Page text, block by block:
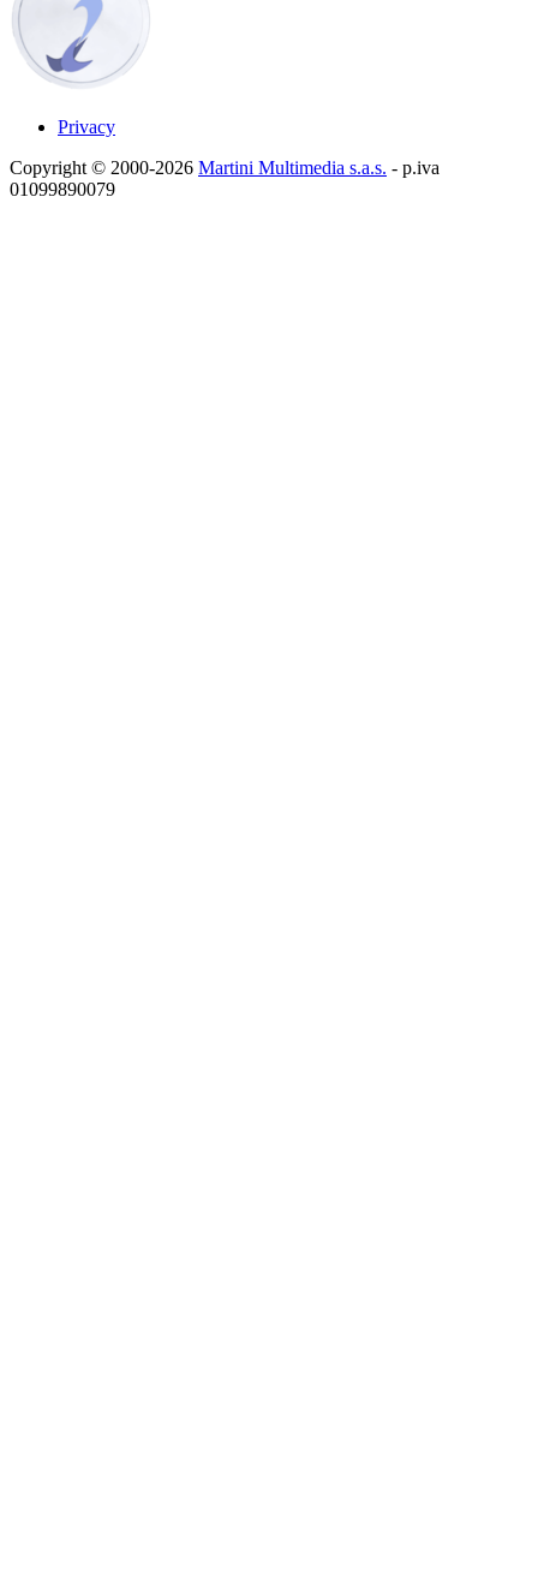
Privacy
Copyright © 2000-2026 Martini Multimedia s.a.s. - p.iva
01099890079